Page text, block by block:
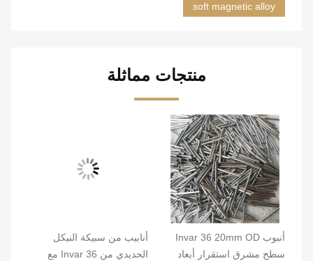
soft magnetic alloy
منتجات مماثلة
أنبوب Invar 36 20mm OD
سطح مشرق استقرار أبعاد
أنابيب من سبيكة النيكل
الحديدي من Invar 36 مع